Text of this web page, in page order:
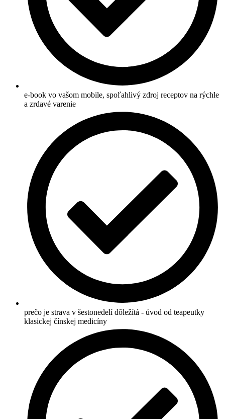
e-book vo vašom mobile, spoľahlivý zdroj receptov na rýchle
a zrdavé varenie
prečo je strava v šestonedelí dôležítá - úvod od teapeutky
klasickej čínskej medicíny